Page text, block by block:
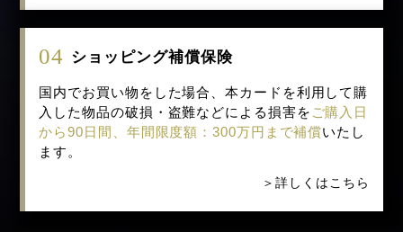
IMADEYA
04 ショッピング補償保険
国内でお買い物をした場合、本カードを利用して購
入した物品の破損・盗難などによる損害を ご購入日
から90日間、年間限度額：300万円まで補償いたし
ます。
＞詳しくはこちら